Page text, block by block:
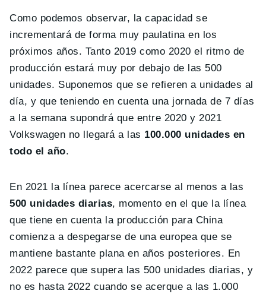
Como podemos observar, la capacidad se
incrementará de forma muy paulatina en los
próximos años. Tanto 2019 como 2020 el ritmo de
producción estará muy por debajo de las 500
unidades. Suponemos que se refieren a unidades al
día, y que teniendo en cuenta una jornada de 7 días
a la semana supondrá que entre 2020 y 2021
Volkswagen no llegará a las 100.000 unidades en
todo el año.
En 2021 la línea parece acercarse al menos a las
500 unidades diarias, momento en el que la línea
que tiene en cuenta la producción para China
comienza a despegarse de una europea que se
mantiene bastante plana en años posteriores. En
2022 parece que supera las 500 unidades diarias, y
no es hasta 2022 cuando se acerque a las 1.000